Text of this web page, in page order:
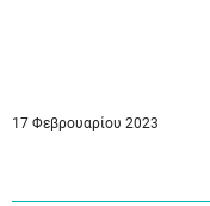
17 Φεβρουαρίου 2023